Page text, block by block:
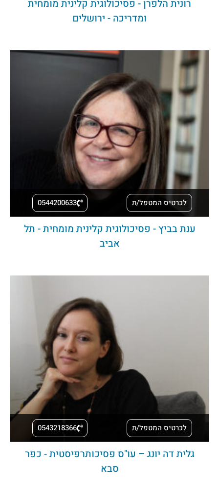
רונית הלפרן - פסיכולוגית קלינית מומחית
ומדריכה - ירושלים
לכרטיס המטפל/ת 0544200633
ענת בביץ - פסיכולוגית קלינית מומחית - תל
אביב
לכרטיס המטפל/ת 0543218366
גלית דה יונג – עו"ס פסיכותרפיסטית - כפר
סבא